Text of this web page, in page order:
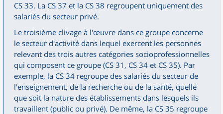
CS 33. La CS 37 et la CS 38 regroupent uniquement des
salariés du secteur privé.
Le troisième clivage à l'œuvre dans ce groupe concerne
le secteur d'activité dans lequel exercent les personnes
relevant des trois autres catégories socioprofessionnelles
qui composent ce groupe (CS 31, CS 34 et CS 35). Par
exemple, la CS 34 regroupe des salariés du secteur de
l'enseignement, de la recherche ou de la santé, quelle
que soit la nature des établissements dans lesquels ils
travaillent (public ou privé). De même, la CS 35 regroupe